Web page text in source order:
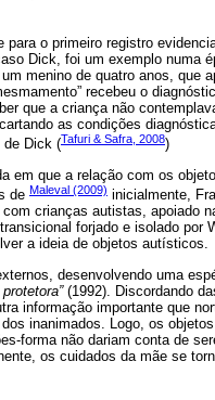
o primeiro registro
Dick, foi um exemplo numa
menino de quatro anos, que
recebeu o
que a criança não
as condições
de Dick (Tafuri & Safra, 2008)
em que a relação com os
de Maleval (2009) inicialmente,
crianças autistas, apoiado
forjado e isolado por
a ideia de objetos autísticos.
desenvolvendo uma
(1992). Discordando
informação importante que
inanimados. Logo, os
forma não dariam conta de
os cuidados da mãe se